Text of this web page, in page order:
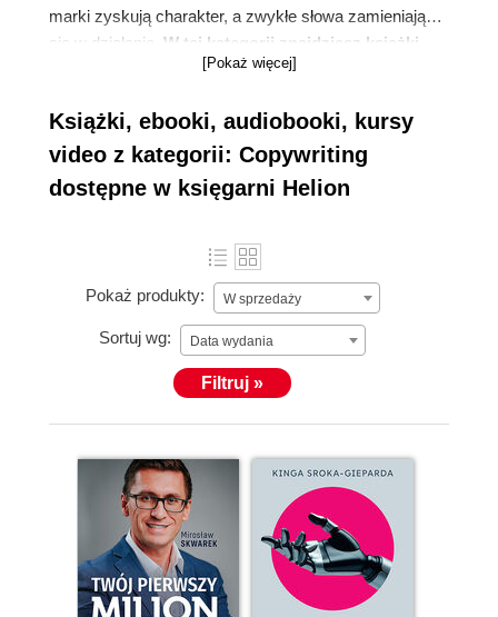
marki zyskują charakter, a zwykłe słowa zamieniają
się w działanie. W tej kategorii znajdziesz książki,
które pozwolą Ci wejść do świata skutecznej
zaczynasz pisać pierwsze teksty, czy pracujesz z
klientami od lat.
[Pokaż więcej]
Książki, ebooki, audiobooki, kursy
video z kategorii: Copywriting
dostępne w księgarni Helion
Pokaż produkty: W sprzedaży
Sortuj wg: Data wydania
Filtruj »